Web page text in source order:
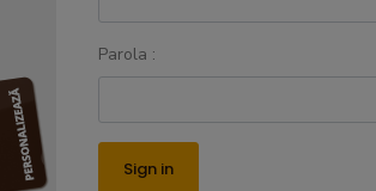
Parola :